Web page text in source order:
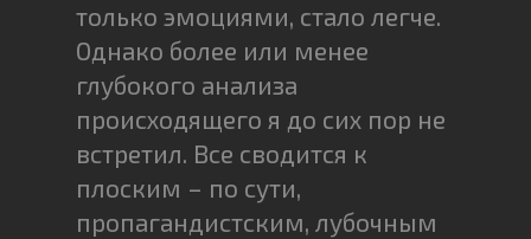
только эмоциями, стало легче.
Однако более или менее
глубокого анализа
происходящего я до сих пор не
встретил. Все сводится к
плоским – по сути,
пропагандистским, лубочным